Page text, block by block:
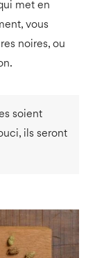
met en
vous
noires, ou
soient
ils seront